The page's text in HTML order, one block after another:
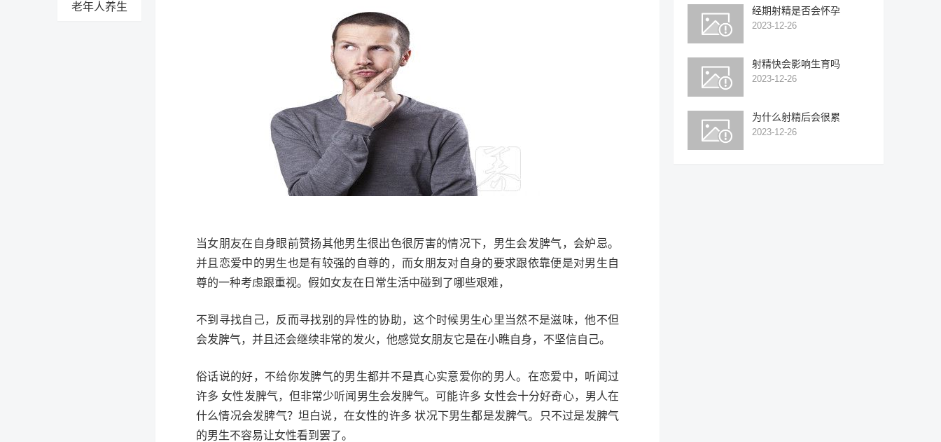
老年人养生
当女朋友在自身眼前赞扬其他男生很出色很厉害的情况下，男生会发脾气，会妒忌。
并且恋爱中的男生也是有较强的自尊的，而女朋友对自身的要求跟依靠便是对男生自
尊的一种考虑跟重视。假如女友在日常生活中碰到了哪些艰难，
不到寻找自己，反而寻找别的异性的协助，这个时候男生心里当然不是滋味，他不但
会发脾气，并且还会继续非常的发火，他感觉女朋友它是在小瞧自身，不坚信自己。
俗话说的好，不给你发脾气的男生都并不是真心实意爱你的男人。在恋爱中，听闻过
许多 女性发脾气，但非常少听闻男生会发脾气。可能许多 女性会十分好奇心，男人在
什么情况会发脾气？坦白说，在女性的许多 状况下男生都是发脾气。只不过是发脾气
的男生不容易让女性看到罢了。
经期射精是否会怀孕
2023-12-26
射精快会影响生育吗
2023-12-26
为什么射精后会很累
2023-12-26